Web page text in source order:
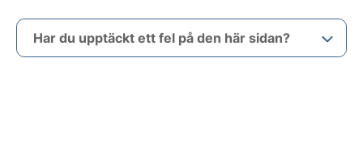
Har du upptäckt ett fel på den här sidan?